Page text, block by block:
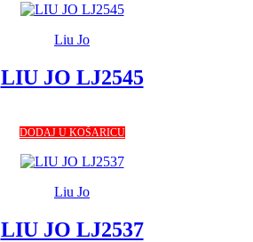
Liu Jo
LIU JO LJ2545
DODAJ U KOŠARICU
Liu Jo
LIU JO LJ2537